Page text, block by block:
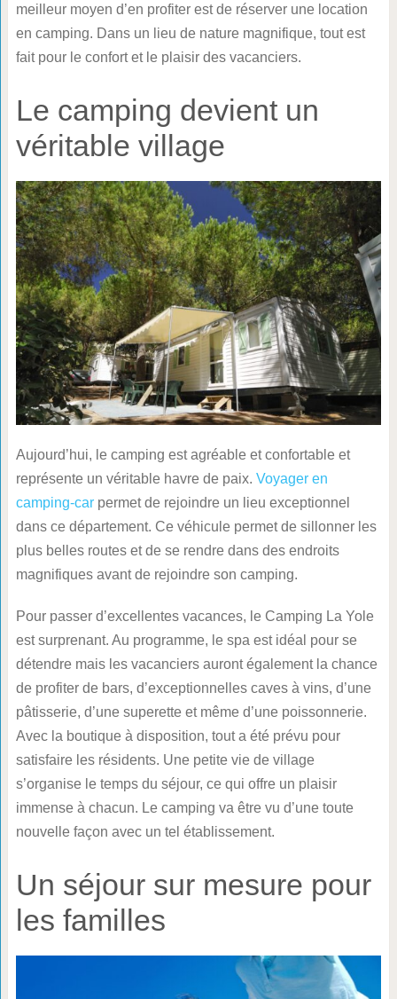
meilleur moyen d’en profiter est de réserver une location
en camping. Dans un lieu de nature magnifique, tout est
fait pour le confort et le plaisir des vacanciers.
Le camping devient un
véritable village
Aujourd’hui, le camping est agréable et confortable et
représente un véritable havre de paix. Voyager en
camping-carpermet de rejoindre un lieu exceptionnel
dans ce département. Ce véhicule permet de sillonner les
plus belles routes et de se rendre dans des endroits
magnifiques avant de rejoindre son camping.
Pour passer d’excellentes vacances, le Camping La Yole
est surprenant. Au programme, le spa est idéal pour se
détendre mais les vacanciers auront également la chance
de profiter de bars, d’exceptionnelles caves à vins, d’une
pâtisserie, d’une superette et même d’une poissonnerie.
Avec la boutique à disposition, tout a été prévu pour
satisfaire les résidents. Une petite vie de village
s’organise le temps du séjour, ce qui offre un plaisir
immense à chacun. Le camping va être vu d’une toute
nouvelle façon avec un tel établissement.
Un séjour sur mesure pour
les familles